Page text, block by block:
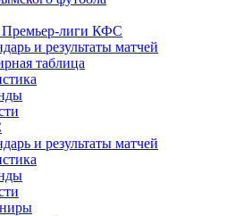
Премьер-лиги КФС
и результаты матчей
таблица
и результаты матчей